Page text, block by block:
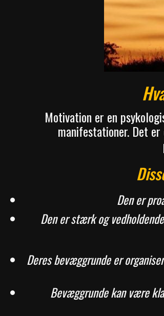
Motivation er en
manifestationer. Det
Den er
Den er stærk og
Deres bevæggrunde er
Bevæggrunde kan være